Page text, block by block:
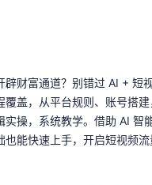
辟财富通道？别错过 AI + 短
覆盖，从平台规则、账号搭
实操，系统教学。借助 AI 智
也能快速上手，开启短视频流